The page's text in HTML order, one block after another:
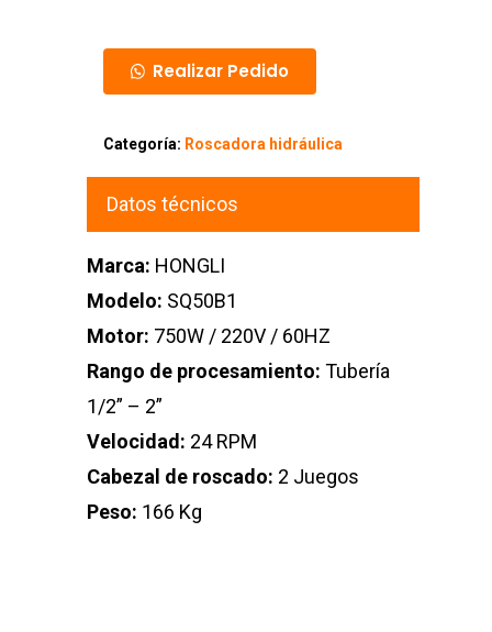
Realizar Pedido
Categoría: Roscadora hidráulica
Datos técnicos
Marca: HONGLI
Modelo: SQ50B1
Motor: 750W / 220V / 60HZ
Rango de procesamiento: Tubería
1/2” – 2”
Velocidad: 24 RPM
Cabezal de roscado: 2 Juegos
Peso: 166 Kg